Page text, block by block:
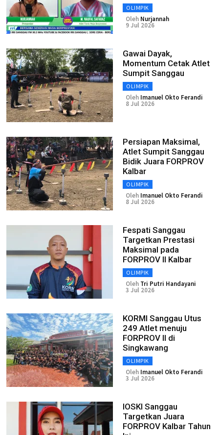
OLIMPIK
Oleh Nurjannah
9 Jul 2026
Gawai Dayak,
Momentum Cetak Atlet
Sumpit Sanggau
OLIMPIK
Oleh Imanuel Okto Ferandi
8 Jul 2026
Persiapan Maksimal,
Atlet Sumpit Sanggau
Bidik Juara FORPROV
Kalbar
OLIMPIK
Oleh Imanuel Okto Ferandi
8 Jul 2026
Fespati Sanggau
Targetkan Prestasi
Maksimal pada
FORPROV II Kalbar
OLIMPIK
Oleh Tri Putri Handayani
3 Jul 2026
KORMI Sanggau Utus
249 Atlet menuju
FORPROV II di
Singkawang
OLIMPIK
Oleh Imanuel Okto Ferandi
3 Jul 2026
IOSKI Sanggau
Targetkan Juara
FORPROV Kalbar Tahun